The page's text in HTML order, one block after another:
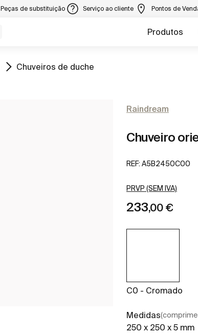
Peças de substituição Serviço ao cliente Pontos de
Produtos
Ir para
Chuveiros de duche
Raindream
Chuveiro
REF: A5B2450C00
PRVP (SEM IVA)
233,00 €
C0 - Cromado
Medidas
250 x 250 x 5 mm